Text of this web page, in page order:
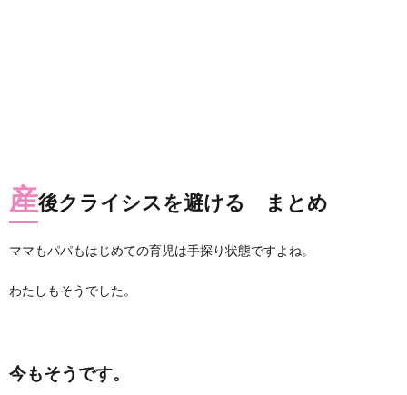
産後クライシスを避ける まとめ
ママもパパもはじめての育児は手探り状態ですよね。
わたしもそうでした。
今もそうです。